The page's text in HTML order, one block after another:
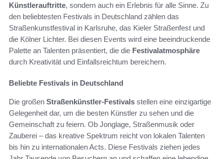
Künstlerauftritte, sondern auch ein Erlebnis für alle Sinne. Zu
den beliebtesten Festivals in Deutschland zählen das
Straßenkunstfestival in Karlsruhe, das Kieler Straßenfest und
die Kölner Lichter. Bei diesen Events wird eine beeindruckende
Palette an Talenten präsentiert, die die Festivalatmosphäre
durch Kreativität und Einfallsreichtum bereichern.
Beliebte Festivals in Deutschland
Die großen Straßenkünstler-Festivals stellen eine einzigartige
Gelegenheit dar, um die besten Künstler zu sehen und die
Gemeinschaft zu feiern. Ob Jonglage, Straßenmusik oder
Zauberei – das kreative Spektrum reicht von lokalen Talenten
bis hin zu internationalen Acts. Diese Festivals ziehen jedes